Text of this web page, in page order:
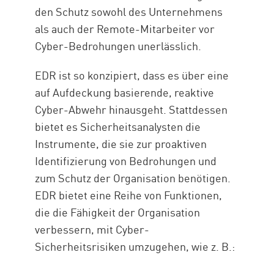
den Schutz sowohl des Unternehmens
als auch der Remote-Mitarbeiter vor
Cyber-Bedrohungen unerlässlich.
EDR ist so konzipiert, dass es über eine
auf Aufdeckung basierende, reaktive
Cyber-Abwehr hinausgeht. Stattdessen
bietet es Sicherheitsanalysten die
Instrumente, die sie zur proaktiven
Identifizierung von Bedrohungen und
zum Schutz der Organisation benötigen.
EDR bietet eine Reihe von Funktionen,
die die Fähigkeit der Organisation
verbessern, mit Cyber-
Sicherheitsrisiken umzugehen, wie z. B.: